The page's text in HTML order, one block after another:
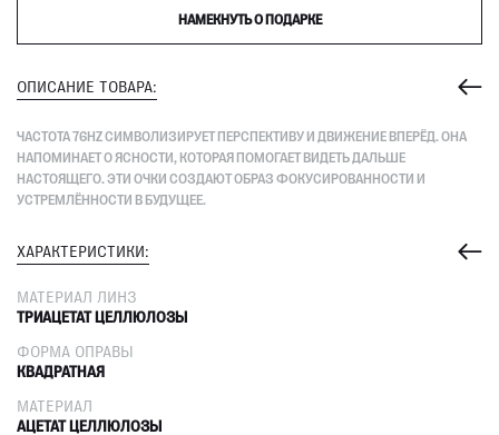
НАМЕКНУТЬ О ПОДАРКЕ
ОПИСАНИЕ ТОВАРА:
ЧАСТОТА 76HZ СИМВОЛИЗИРУЕТ ПЕРСПЕКТИВУ И ДВИЖЕНИЕ ВПЕРЁД. ОНА
НАПОМИНАЕТ О ЯСНОСТИ, КОТОРАЯ ПОМОГАЕТ ВИДЕТЬ ДАЛЬШЕ
НАСТОЯЩЕГО. ЭТИ ОЧКИ СОЗДАЮТ ОБРАЗ ФОКУСИРОВАННОСТИ И
УСТРЕМЛЁННОСТИ В БУДУЩЕЕ.
ХАРАКТЕРИСТИКИ:
МАТЕРИАЛ ЛИНЗ
ТРИАЦЕТАТ ЦЕЛЛЮЛОЗЫ
ФОРМА ОПРАВЫ
КВАДРАТНАЯ
МАТЕРИАЛ
АЦЕТАТ ЦЕЛЛЮЛОЗЫ